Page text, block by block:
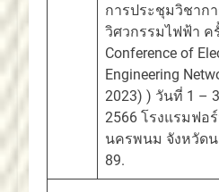
การประชุมวิชาก
วิศวกรรมไฟฟ้า ค
Conference of
Engineering
2023) ) วันที่ 1 –
2566 โรงแรมฟอ
นครพนม จังหวัด
89.